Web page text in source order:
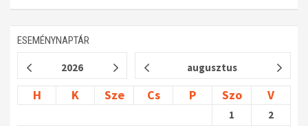
ESEMÉNYNAPTÁR
2026 augusztus
H K Sze Cs P Szo V
1 2